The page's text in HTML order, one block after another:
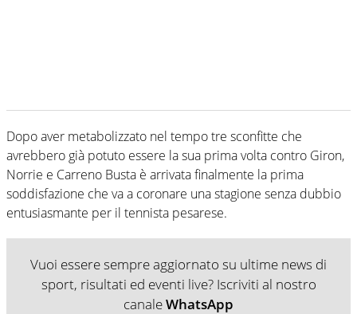
Dopo aver metabolizzato nel tempo tre sconfitte che
avrebbero già potuto essere la sua prima volta contro Giron,
Norrie e Carreno Busta è arrivata finalmente la prima
soddisfazione che va a coronare una stagione senza dubbio
entusiasmante per il tennista pesarese.
Vuoi essere sempre aggiornato su ultime news di
sport, risultati ed eventi live? Iscriviti al nostro
canaleWhatsApp